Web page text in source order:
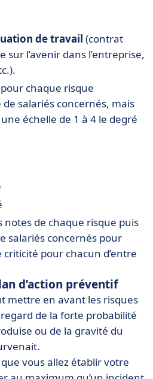
de travail (contrat
l’avenir dans l’entreprise,
chaque risque
salariés concernés, mais
échelle de 1 à 4 le degré
notes de chaque risque puis
salariés concernés pour
pour chacun d’entre
d’action préventif
mettre en avant les risques
de la forte probabilité
ou de la gravité du
vous allez établir votre